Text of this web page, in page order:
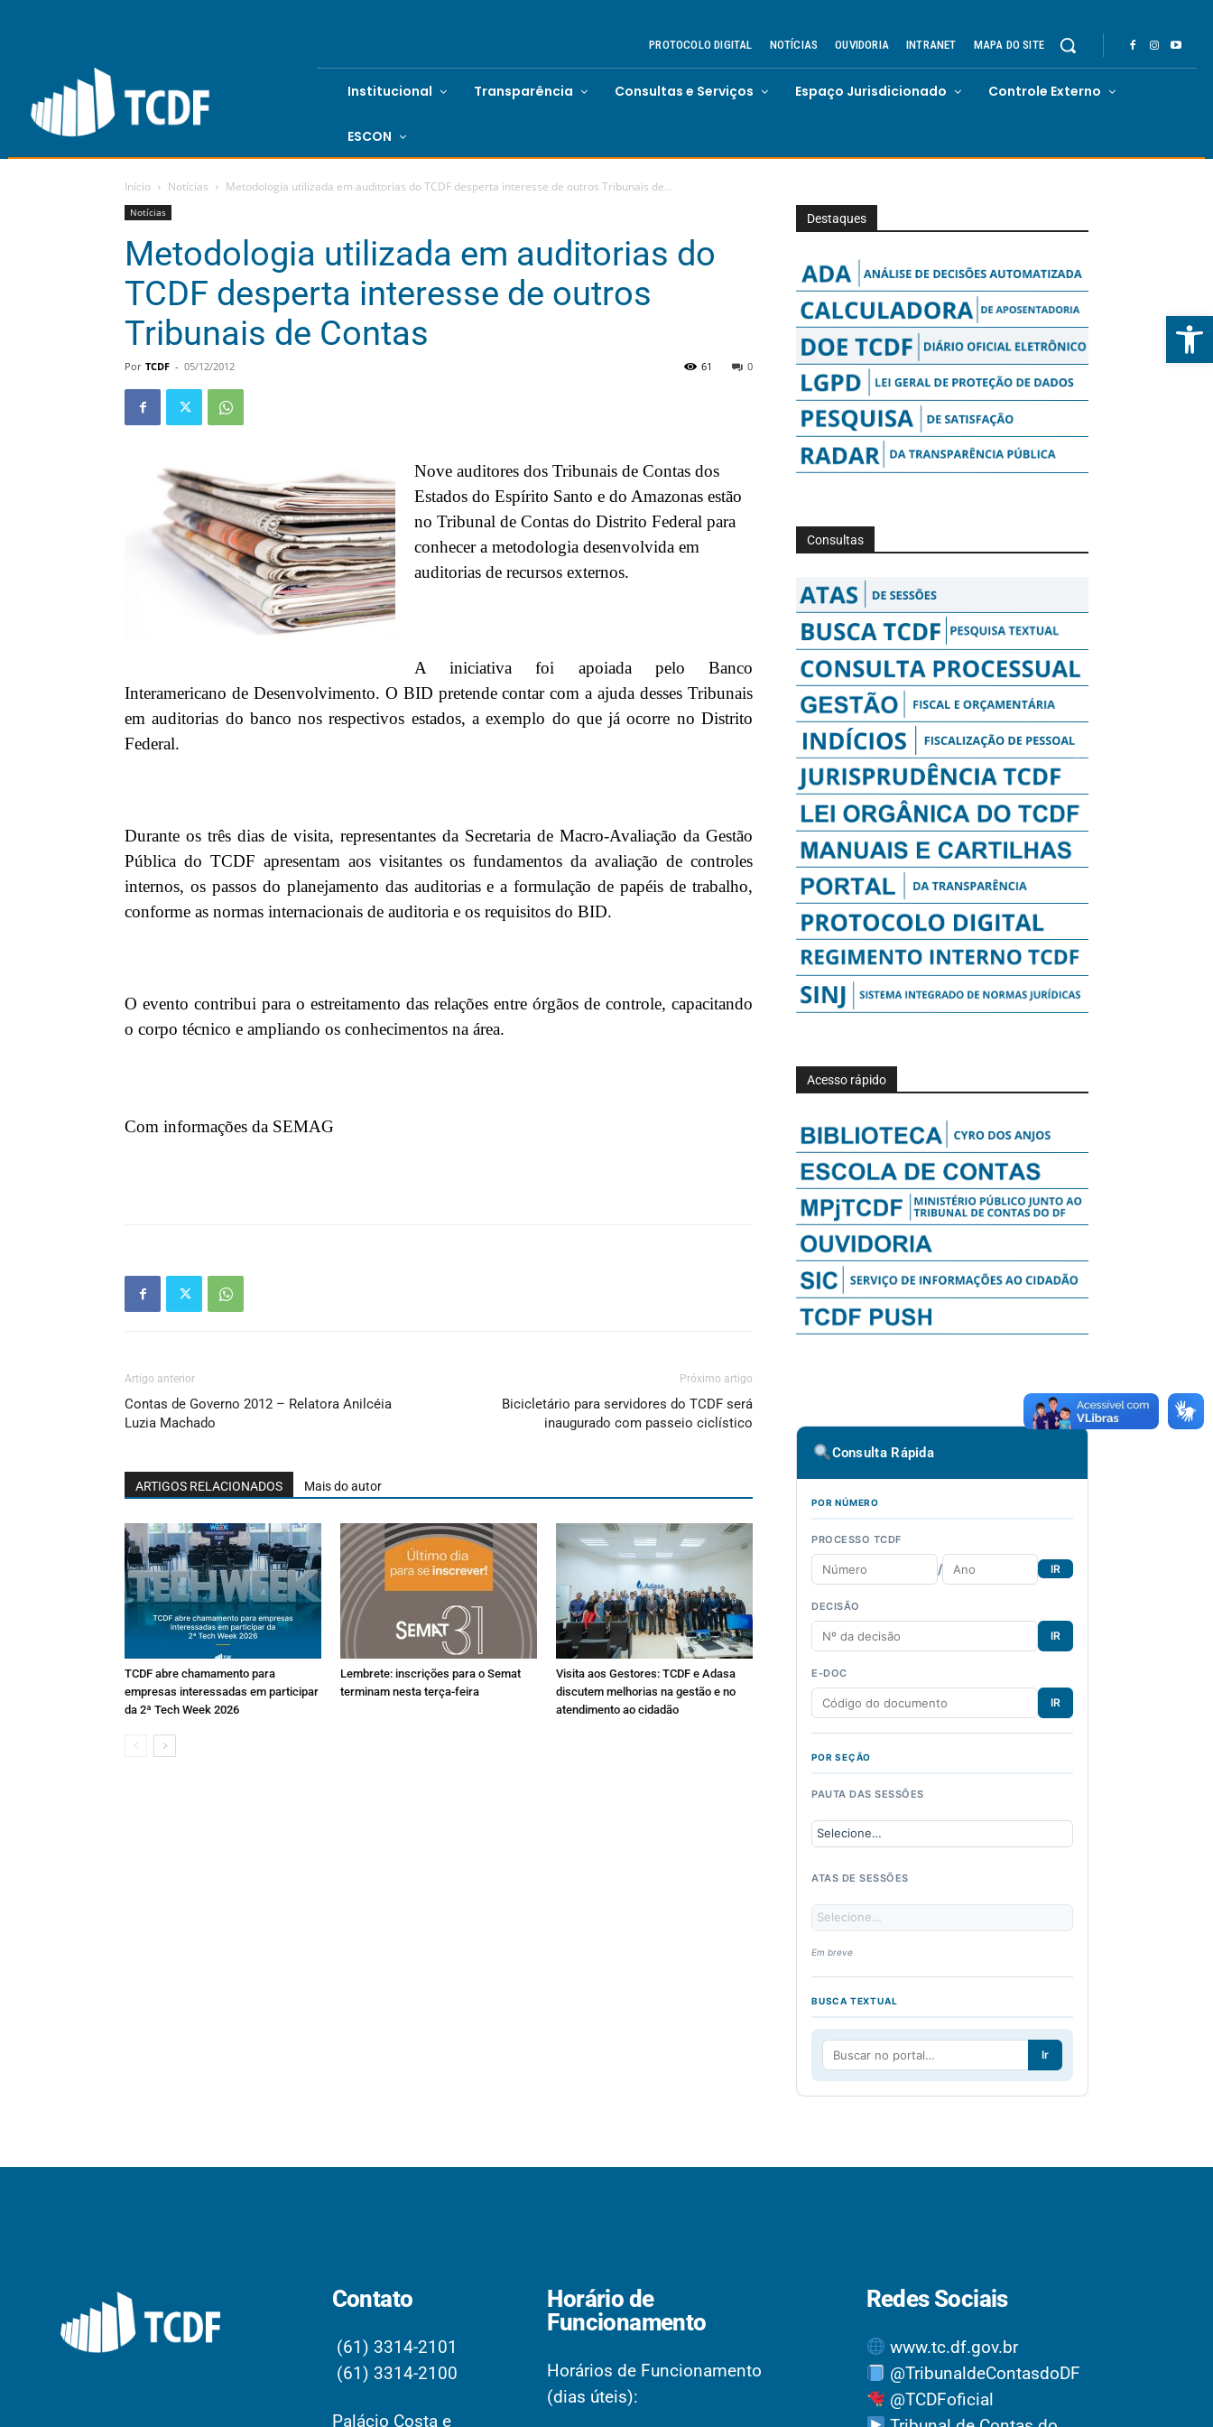
Abrir
PROTOCOLO DIGITAL NOTÍCIAS OUVIDORIA INTRANET MAPA DO SITE
Institucional Transparência Consultas e Serviços Espaço Jurisdicionado Controle Externo
ESCON
Início Notícias Metodologia utilizada em auditorias do TCDF desperta interesse de outros Tribunais de...
Notícias
Metodologia utilizada em auditorias do
TCDF desperta interesse de outros
Tribunais de Contas
Por TCDF - 05/12/2012 0
61
Nove auditores dos Tribunais de Contas dos
Estados do Espírito Santo e do Amazonas estão
no Tribunal de Contas do Distrito Federal para
conhecer a metodologia desenvolvida em
auditorias de recursos externos.
A iniciativa foi apoiada pelo Banco
Interamericano de Desenvolvimento. O BID pretende contar com a ajuda desses Tribunais
em auditorias do banco nos respectivos estados, a exemplo do que já ocorre no Distrito
Federal.
Durante os três dias de visita, representantes da Secretaria de Macro-Avaliação da Gestão
Pública do TCDF apresentam aos visitantes os fundamentos da avaliação de controles
internos, os passos do planejamento das auditorias e a formulação de papéis de trabalho,
conforme as normas internacionais de auditoria e os requisitos do BID.
O evento contribui para o estreitamento das relações entre órgãos de controle, capacitando
o corpo técnico e ampliando os conhecimentos na área.
Com informações da SEMAG
Artigo anterior
Contas de Governo 2012 – Relatora Anilcéia
Luzia Machado
Próximo artigo
Bicicletário para servidores do TCDF será
inaugurado com passeio ciclístico
ARTIGOS RELACIONADOS Mais do autor
TCDF abre chamamento para
empresas interessadas em participar
da 2ª Tech Week 2026
Lembrete: inscrições para o Semat
terminam nesta terça-feira
Visita aos Gestores: TCDF e Adasa
discutem melhorias na gestão e no
atendimento ao cidadão
Destaques
Consultas
Acesso rápido
Consulta Rápida
POR NÚMERO
PROCESSO TCDF
/ IR
DECISÃO
IR
E-DOC
IR
POR SEÇÃO
PAUTA DAS SESSÕES
ATAS DE SESSÕES
Em breve
BUSCA TEXTUAL
Ir
Contato
(61) 3314-2101
(61) 3314-2100
Palácio Costa e
Horário de
Funcionamento
Horários de Funcionamento
(dias úteis):
Redes Sociais
www.tc.df.gov.br
@TribunaldeContasdoDF
@TCDFoficial